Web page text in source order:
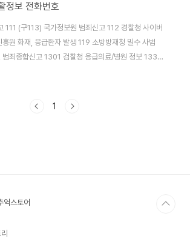
정보 전화번호
111 (구113) 국가정보원 범죄신고 112 경찰청 사이버
원 화재, 응급환자 발생 119 소방방재청 밀수 사범
죄종합신고 1301 검찰청 응급의료/병원 정보 1339
긴급 신고 122 해양경찰청 생활정보 전화번호 접수내
국통신 우체국민원 안내 1300 우정사업본부 관광정
1
억스토어